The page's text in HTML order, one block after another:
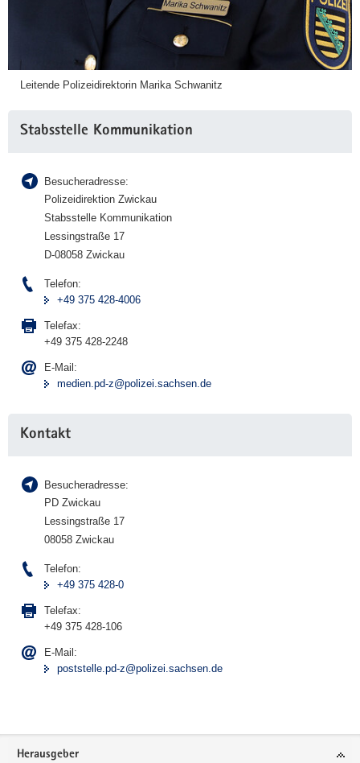
Leitende Polizeidirektorin Marika Schwanitz
Stabsstelle Kommunikation
Besucheradresse:
Polizeidirektion Zwickau
Stabsstelle Kommunikation
Lessingstraße 17
D-08058 Zwickau
Telefon:
+49 375 428-4006
Telefax:
+49 375 428-2248
E-Mail:
medien.pd-z@polizei.sachsen.de
Kontakt
Besucheradresse:
PD Zwickau
Lessingstraße 17
08058 Zwickau
Telefon:
+49 375 428-0
Telefax:
+49 375 428-106
E-Mail:
poststelle.pd-z@polizei.sachsen.de
Footer-
Herausgeber